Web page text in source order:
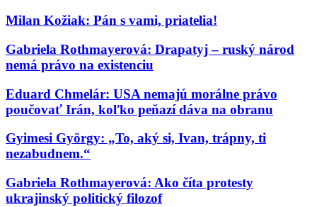
Milan Kožiak: Pán s vami, priatelia!
Gabriela Rothmayerová: Drapatyj – ruský národ
nemá právo na existenciu
Eduard Chmelár: USA nemajú morálne právo
poučovať Irán, koľko peňazí dáva na obranu
Gyimesi György: „To, aký si, Ivan, trápny, ti
nezabudnem.“
Gabriela Rothmayerová: Ako číta protesty
ukrajinský politický filozof